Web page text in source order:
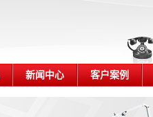
新闻中心 客户案例